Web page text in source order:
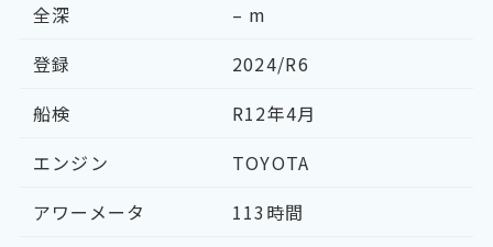
全深
– m
登録
2024/R6
船検
R12年4月
エンジン
TOYOTA
アワーメータ
113時間